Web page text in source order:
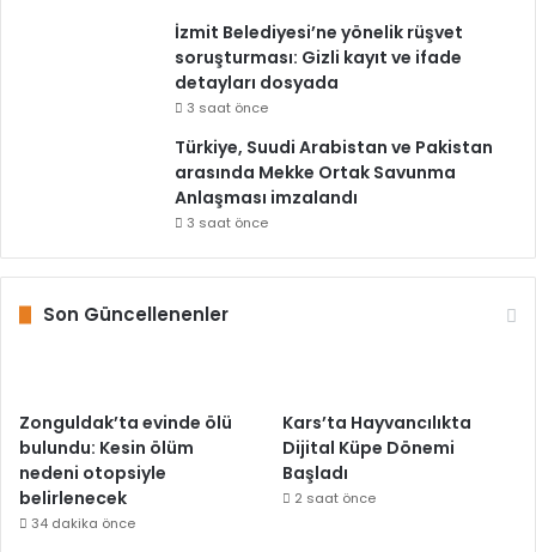
İzmit Belediyesi’ne yönelik rüşvet
soruşturması: Gizli kayıt ve ifade
detayları dosyada
3 saat önce
Türkiye, Suudi Arabistan ve Pakistan
arasında Mekke Ortak Savunma
Anlaşması imzalandı
3 saat önce
Son Güncellenenler
Zonguldak’ta evinde ölü
bulundu: Kesin ölüm
nedeni otopsiyle
belirlenecek
34 dakika önce
Kars’ta Hayvancılıkta
Dijital Küpe Dönemi
Başladı
2 saat önce